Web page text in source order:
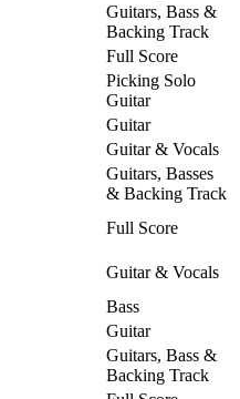
Guitars, Bass &
Backing Track
Full Score
Picking Solo
Guitar
Guitar
Guitar & Vocals
Guitars, Basses
& Backing Track
Full Score
Guitar & Vocals
Bass
Guitar
Guitars, Bass &
Backing Track